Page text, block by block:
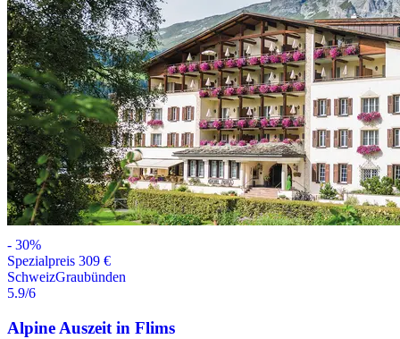
- 30%
Spezialpreis 309 €
SchweizGraubünden
5.9/6
Alpine Auszeit in Flims